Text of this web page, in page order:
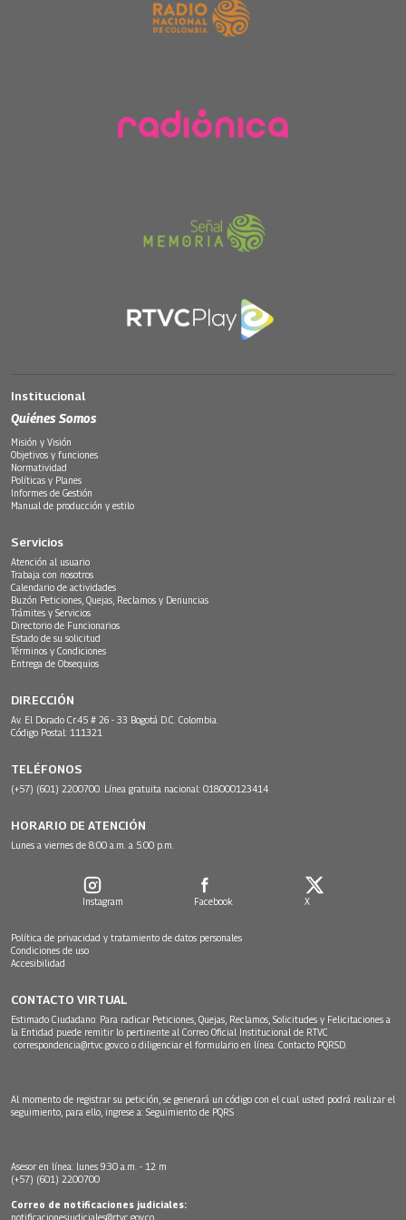
Institucional
Quiénes Somos
Misión y Visión
Objetivos y funciones
Normatividad
Políticas y Planes
Informes de Gestión
Manual de producción y estilo
Servicios
Atención al usuario
Trabaja con nosotros
Calendario de actividades
Buzón Peticiones, Quejas, Reclamos y Denuncias
Trámites y Servicios
Directorio de Funcionarios
Estado de su solicitud
Términos y Condiciones
Entrega de Obsequios
DIRECCIÓN
Av. El Dorado Cr.45 # 26 - 33 Bogotá D.C. Colombia.
Código Postal: 111321
TELÉFONOS
(+57) (601) 2200700. Línea gratuita nacional: 018000123414
HORARIO DE ATENCIÓN
Lunes a viernes de 8:00 a.m. a 5:00 p.m.
Instagram Facebook X
Política de privacidad y tratamiento de datos personales
Condiciones de uso
Accesibilidad
CONTACTO VIRTUAL
Estimado Ciudadano: Para radicar Peticiones, Quejas, Reclamos, Solicitudes y Felicitaciones a
la Entidad puede remitir lo pertinente al Correo Oficial Institucional de RTVC
correspondencia@rtvc.gov.co o diligenciar el formulario en línea: Contacto PQRSD.
Al momento de registrar su petición, se generará un código con el cual usted podrá realizar el
seguimiento, para ello, ingrese a: Seguimiento de PQRS
Asesor en línea: lunes 9:30 a.m. - 12 m
(+57) (601) 2200700
Correo de notificaciones judiciales:
notificacionesjudiciales@rtvc.gov.co